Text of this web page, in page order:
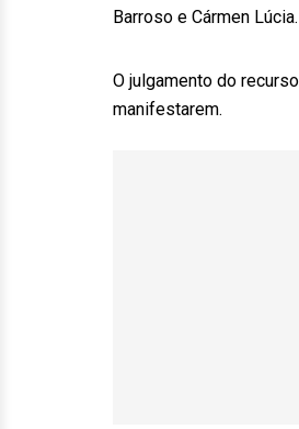
Barroso e Cármen Lúcia.
O julgamento do
manifestarem.